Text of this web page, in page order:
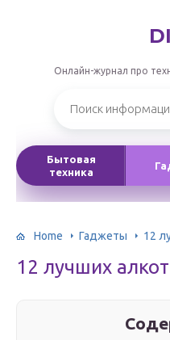
Онлайн-журнал про
Бытовая
техника
Home Гаджеты 12
12 лучших